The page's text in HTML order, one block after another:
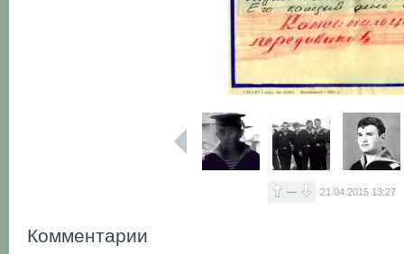
— 21.04.2015 13:27
Комментарии